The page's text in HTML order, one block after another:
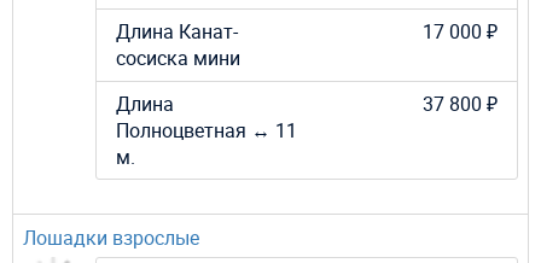
Длина Канат-
сосиска мини
17 000 ₽
Длина
Полноцветная ↔ 11
м.
37 800 ₽
Лошадки взрослые